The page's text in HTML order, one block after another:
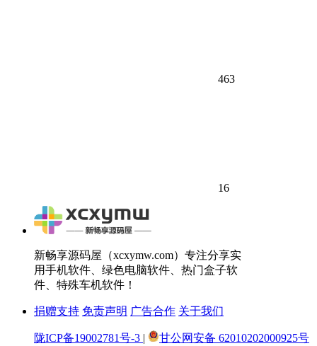
463
16
新畅享源码屋（xcxymw.com）专注分享实
用手机软件、绿色电脑软件、热门盒子软
件、特殊车机软件！
捐赠支持 免责声明 广告合作 关于我们
陇ICP备19002781号-3 |
甘公网安备 62010202000925号